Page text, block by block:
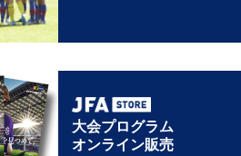
大会プログラム
オンライン販売